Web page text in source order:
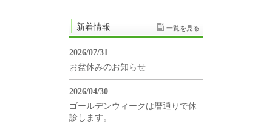
新着情報 一覧を見る
2026/07/31
お盆休みのお知らせ
2026/04/30
ゴールデンウィークは暦通りで休
診します。